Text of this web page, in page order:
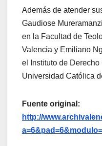
Además de atender
Gaudiose
en la Facultad de
Valencia y Emiliano
el Instituto de
Universidad Católica
Fuente original:
http://